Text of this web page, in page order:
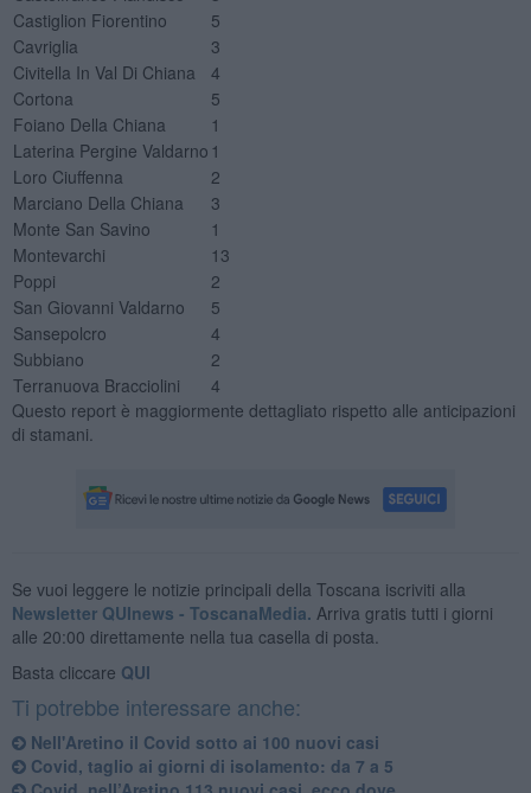
Castiglion Fiorentino
5
Cavriglia
3
Civitella In Val Di Chiana
4
Cortona
5
Foiano Della Chiana
1
Laterina Pergine Valdarno 1
Loro Ciuffenna
2
Marciano Della Chiana
3
Monte San Savino
1
Montevarchi
13
Poppi
2
San Giovanni Valdarno
5
Sansepolcro
4
Subbiano
2
Terranuova Bracciolini
4
Questo report è maggiormente dettagliato rispetto alle anticipazioni
di stamani.
Se vuoi leggere le notizie principali della Toscana iscriviti alla
Newsletter QUInews - ToscanaMedia. Arriva gratis tutti i giorni
alle 20:00 direttamente nella tua casella di posta.
Basta cliccare QUI
Ti potrebbe interessare anche:
Nell'Aretino il Covid sotto ai 100 nuovi casi
Covid, taglio ai giorni di isolamento: da 7 a 5